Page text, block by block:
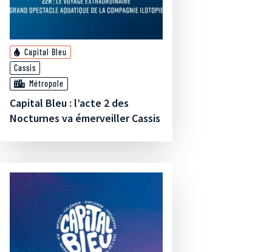
Capital Bleu
Cassis
Métropole
Capital Bleu : l’acte 2 des
Nocturnes va émerveiller Cassis